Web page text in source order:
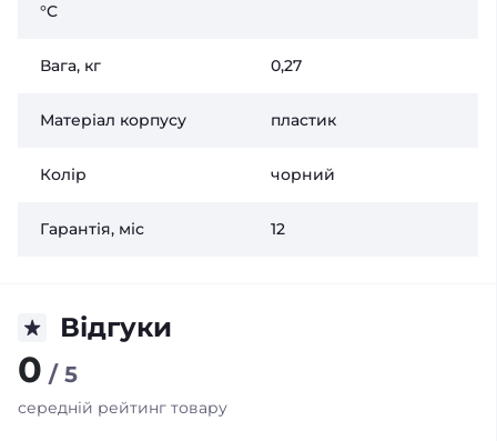
°C
Вага, кг 0,27
Матеріал корпусу пластик
Колір чорний
Гарантія, міс 12
Відгуки
0 / 5
середній рейтинг товару